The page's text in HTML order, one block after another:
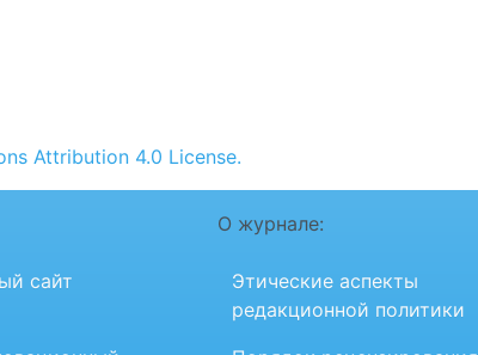
Attribution 4.0 License.
сайт
О журнале:
Этические аспекты
редакционной политики